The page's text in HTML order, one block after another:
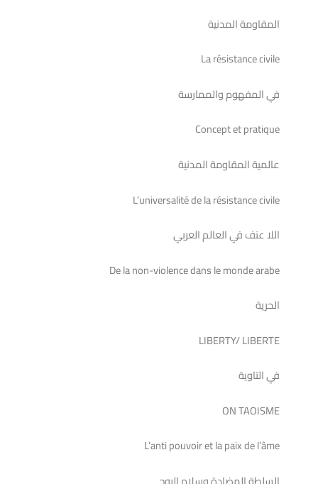
المقاومة المدنية
La résistance civile
في المفهوم والممارسة
Concept et pratique
عالمية المقاومة المدنية
L’universalité de la résistance civile
اللا عنف في العالم العربي
De la non-violence dans le monde arabe
الحرية
LIBERTY/ LIBERTE
في التاوية
ON TAOISME
L’anti pouvoir et la paix de l’âme